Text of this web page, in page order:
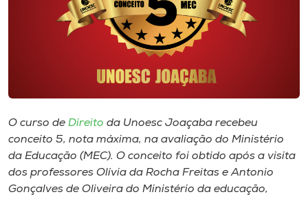
Museu
Unoesc
Store
O curso de Direito da Unoesc Joaçaba recebeu
conceito 5, nota máxima, na avaliação do Ministério
da Educação (MEC). O conceito foi obtido após a visita
dos professores Olívia da Rocha Freitas e Antonio
Gonçalves de Oliveira do Ministério da educação,